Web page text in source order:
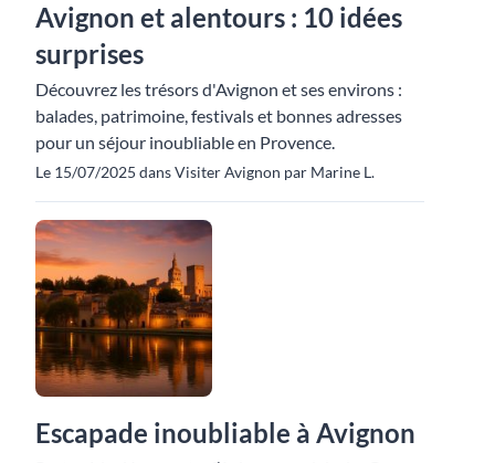
Avignon et alentours : 10 idées
surprises
Découvrez les trésors d'Avignon et ses environs :
balades, patrimoine, festivals et bonnes adresses
pour un séjour inoubliable en Provence.
Le 15/07/2025 dans Visiter Avignon par Marine L.
Escapade inoubliable à Avignon